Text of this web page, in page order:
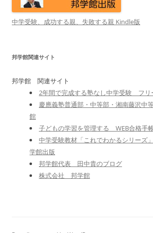
中学受験、成功する親、失敗する親 Kindle版
邦学館関連サイト
邦学館 関連サイト
2年間で完成する塾なし中学受験 フリ
慶應義塾普通部・中等部・湘南藤沢
館
子どもの学習を管理する WEB合格手
中学受験教材「これでわかるシリーズ
学館出版
邦学館代表 田中貴のブログ
株式会社 邦学館